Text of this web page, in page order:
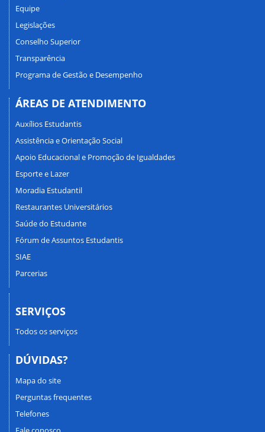
Equipe
Legislações
Conselho Superior
Transparência
Programa de Gestão e Desempenho
ÁREAS DE ATENDIMENTO
Auxílios Estudantis
Assistência e Orientação Social
Apoio Educacional e Promoção de Igualdades
Esporte e Lazer
Moradia Estudantil
Restaurantes Universitários
Saúde do Estudante
Fórum de Assuntos Estudantis
SIAE
Parcerias
SERVIÇOS
Todos os serviços
DÚVIDAS?
Mapa do site
Perguntas frequentes
Telefones